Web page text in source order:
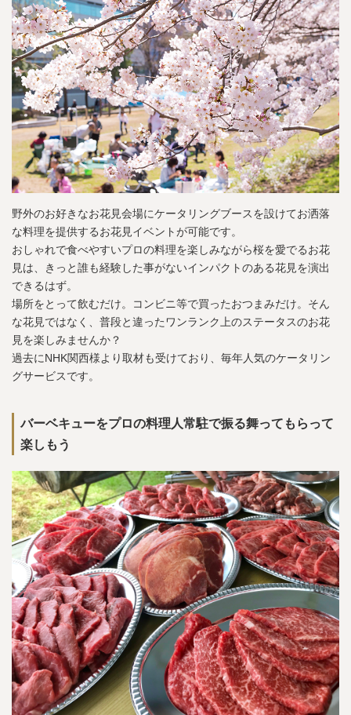
野外のお好きなお花見会場にケータリングブースを設けてお洒落
な料理を提供するお花見イベントが可能です。
おしゃれで食べやすいプロの料理を楽しみながら桜を愛でるお花
見は、きっと誰も経験した事がないインパクトのある花見を演出
できるはず。
場所をとって飲むだけ。コンビニ等で買ったおつまみだけ。そん
な花見ではなく、普段と違ったワンランク上のステータスのお花
見を楽しみませんか？
過去にNHK関西様より取材も受けており、毎年人気のケータリン
グサービスです。
バーベキューをプロの料理人常駐で振る舞ってもらって
楽しもう